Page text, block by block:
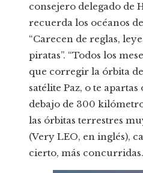
consejero delegado de
recuerda los océanos
“Carecen de reglas,
piratas”. “Todos los
que corregir la órbita
satélite Paz, o te apartas
debajo de 300
las órbitas terrestres
(Very LEO, en inglés),
cierto, más concurridas.